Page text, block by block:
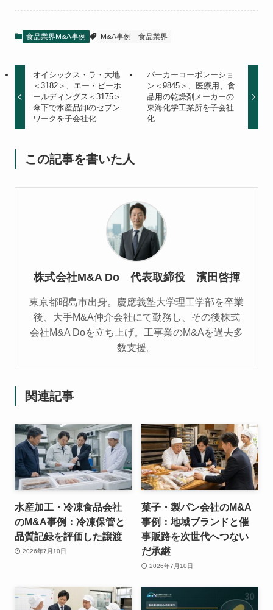
食品業界M&A事例 M&A事例 食品業界
オイシックス・ラ・大地
＜3182＞、エー・ピーホ
ールディングス＜3175＞
傘下で水産品卸のセブン
ワークを子会社化
パーカーコーポレーショ
ン＜9845＞、医療用、食
品用の乾燥剤メーカーの
東海化学工業所を子会社
化
この記事を書いた人
株式会社M&A Do 代表取締役 濱田啓揮
東京都昭島市出身。慶應義塾大学理工学部を卒業
後、大手M&A仲介会社にて勤務し、その後株式
会社M&A Doを立ち上げ。工事業のM&Aを過去多
数支援。
関連記事
水産加工・冷凍食品会社
のM&A事例：冷凍保管と
品質記録を評価した譲渡
2026年7月10日
菓子・製パン会社のM&A
事例：地域ブランドと催
事販路を次世代へつない
だ承継
2026年7月10日